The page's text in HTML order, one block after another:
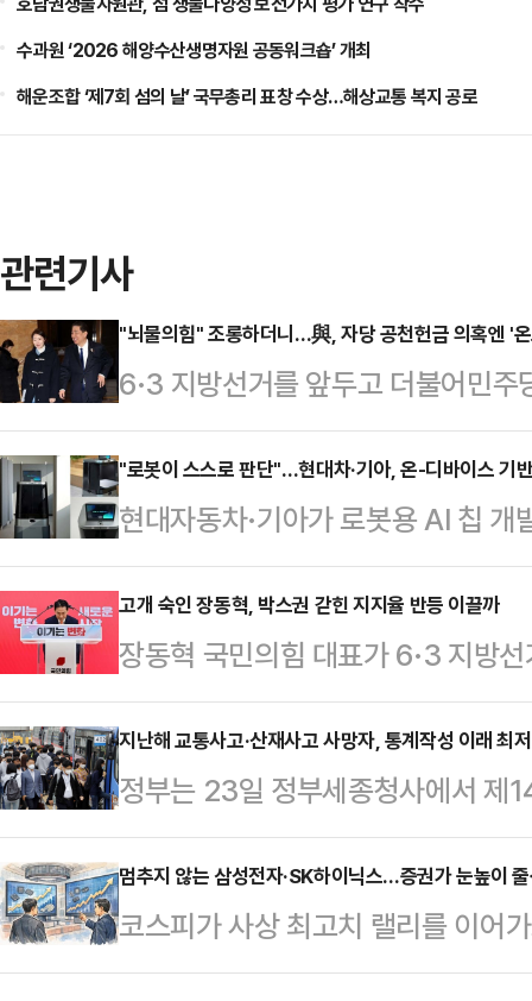
수과원 ‘2026 해양수산생명자원 공동워크숍’ 개최
해운조합 ‘제7회 섬의 날’ 국무총리 표창 수상…해상교통 복지 공로
관련기사
"뇌물의힘" 조롱하더니…與, 자당 공천헌금 의혹엔 '
6·3 지방선거를 앞두고 더불어민
금 의혹'이라는 악재에 직면했다.
번 사태를 "개인의 일탈"로 규정했
발생한 사건을 끌어오거나, "국민
기에 나섰다. 같은 사안에도 행위의
나온다.8일 정치권에 따르면 민주
병기 의원에 대한 2020년 총선 당
진상 규명을…
"로봇이 스스로 판단"…현대차·기아, 온-디바이스
현대자동차·기아가 로봇용 AI 칩
실현 계획을 공개했다.현대차·기아
베이거스에서 열린 'CES 파운드리
엑스와 협력해 '온-디바이스 AI'를
산 준비를 마쳤다고 밝혔다.CES
시·발표 프로그램으로, AI와 블록
로 기술 통합과 산업 적용 방안을
고개 숙인 장동혁, 박스권 갇힌 지지율 반등 이끌까
장동혁 국민의힘 대표가 6·3 지방
비상계엄 사태에 대해 고개를 숙이
단절을 강조하며 미래로 나아가겠
지지율 벽을 넘어설 수 있을 지에
스탯리서치·코리아리서치·한국리
난 5∼7일 진행한 전국지표조사
23%로 집계됐다.지난 조사 대비
20~30%대 박스권을 …
지난해 교통사고·산재사고 사망자, 통계작성 이래 최
정부는 23일 정부세종청사에서 제
협의회'를 개최하고 교통사고, 산재
처의 이행사항 및 성과를 점검하고
기 3대 프로젝트는 교통·산재·자
절반 줄이기 목표로 2018년부터
멈추지 않는 삼성전자·SK하이닉스…증권가 눈높이
코스피가 사상 최고치 랠리를 이어
(FOMO·Fear Of Missing Out) 심